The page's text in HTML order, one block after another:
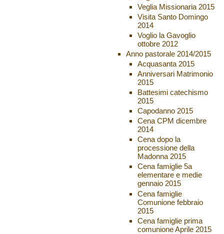
Veglia Missionaria 2015
Visita Santo Domingo
2014
Voglio la Gavoglio
ottobre 2012
Anno pastorale 2014/2015
Acquasanta 2015
Anniversari Matrimonio
2015
Battesimi catechismo
2015
Capodanno 2015
Cena CPM dicembre
2014
Cena dopo la
processione della
Madonna 2015
Cena famiglie 5a
elementare e medie
gennaio 2015
Cena famiglie
Comunione febbraio
2015
Cena famiglie prima
comunione Aprile 2015